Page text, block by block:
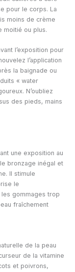
pour le corps. La
moins de crème
moitié ou plus.
l’exposition pour
l’application
la baignade ou
« water
N’oubliez
des pieds, mains
une exposition au
bronzage inégal et
Il stimule
le
gommages trop
fraîchement
de la peau
de la vitamine
et poivrons,